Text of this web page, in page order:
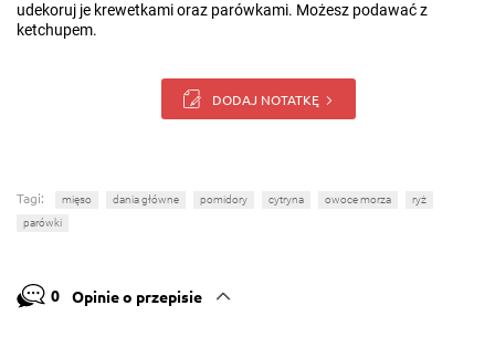
udekoruj je krewetkami oraz parówkami. Możesz podawać z
ketchupem.
DODAJ NOTATKĘ
Tagi: mięso dania główne pomidory cytryna owoce morza
ryż
parówki
0 Opinie o przepisie